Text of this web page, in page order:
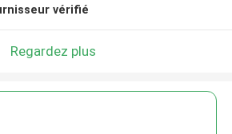
vérifié
Regardez plus